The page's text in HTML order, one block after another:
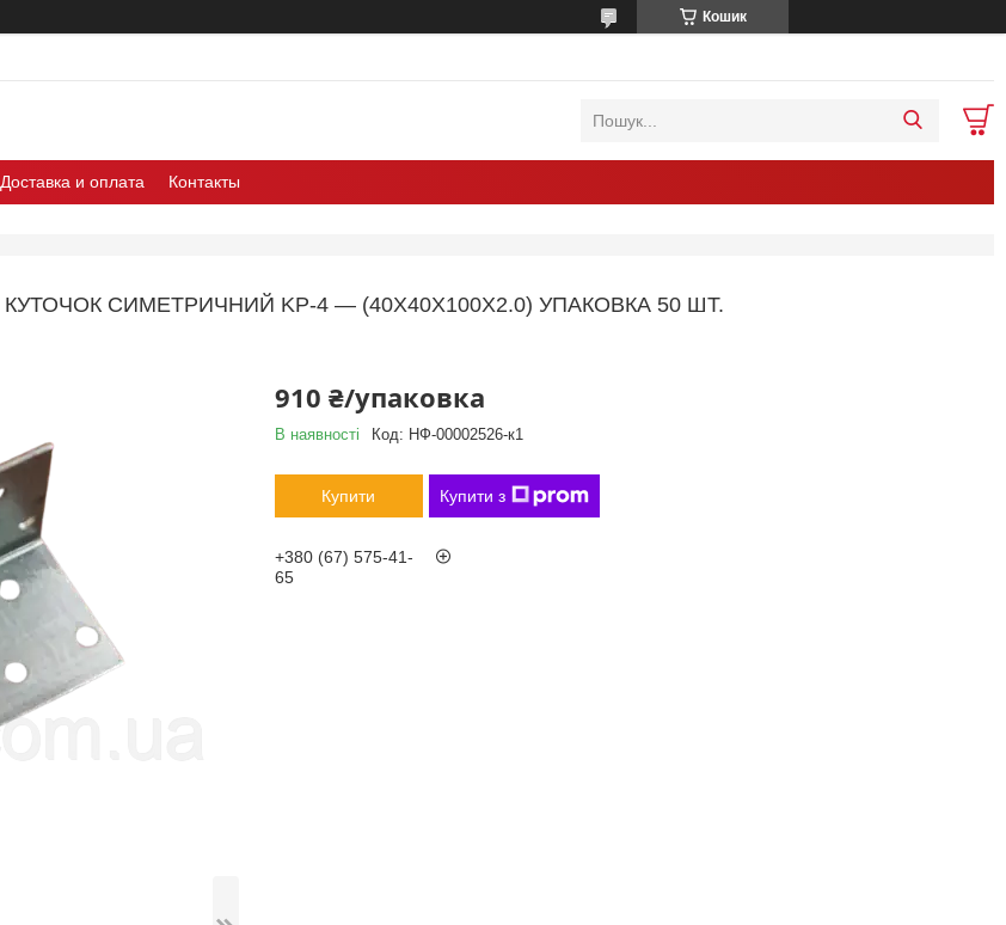
Кошик
Доставка и оплата Контакты
КУТОЧОК СИМЕТРИЧНИЙ KP-4 — (40Х40Х100Х2.0) УПАКОВКА 50 ШТ.
910 ₴/упаковка
В наявності Код: НФ-00002526-к1
Купити Купити з
+380 (67) 575-41-
65